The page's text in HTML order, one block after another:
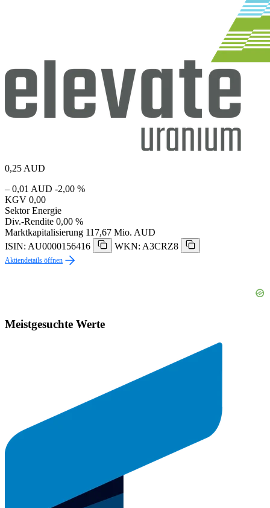
0,25 AUD
– 0,01 AUD -2,00 %
KGV 0,00
Sektor Energie
Div.-Rendite 0,00 %
Marktkapitalisierung 117,67 Mio. AUD
ISIN: AU0000156416
WKN: A3CRZ8
Aktiendetails öffnen
Meistgesuchte Werte